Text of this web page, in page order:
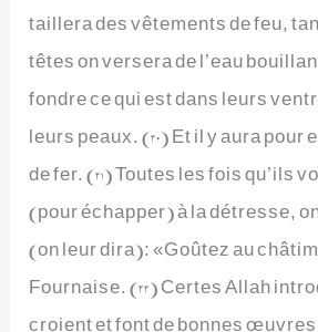
taillera des vêtements de feu,
têtes on versera de l’eau
fondre ce qui est dans leurs
leurs peaux. (20) Et il y aura
de fer. (21) Toutes les fois qu’ils
(pour échapper) à la détresse,
(on leur dira): «Goûtez au
Fournaise. (22) Certes Allah
croient et font de bonnes